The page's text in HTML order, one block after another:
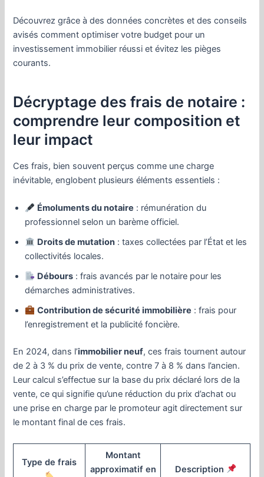
Découvrez grâce à des données concrètes et des conseils
avisés comment optimiser votre budget pour un
investissement immobilier réussi et évitez les pièges
courants.
Décryptage des frais de notaire :
comprendre leur composition et
leur impact
Ces frais, bien souvent perçus comme une charge
inévitable, englobent plusieurs éléments essentiels :
Émoluments du notaire : rémunération du
professionnel selon un barème officiel.
Droits de mutation : taxes collectées par l’État et les
collectivités locales.
Débours : frais avancés par le notaire pour les
démarches administratives.
Contribution de sécurité immobilière : frais pour
l’enregistrement et la publicité foncière.
En 2024, dans l’immobilier neuf, ces frais tournent autour
de 2 à 3 % du prix de vente, contre 7 à 8 % dans l’ancien.
Leur calcul s’effectue sur la base du prix déclaré lors de la
vente, ce qui signifie qu’une réduction du prix d’achat ou
une prise en charge par le promoteur agit directement sur
le montant final de ces frais.
Type de frais
Montant
approximatif en
Description